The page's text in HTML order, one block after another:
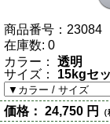
商品番号： 23084
在庫数: 0
カラー：
透明
サイズ：
15kgセ
価格： 24,750 円